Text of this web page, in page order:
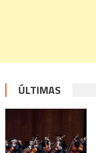
ÚLTIMAS